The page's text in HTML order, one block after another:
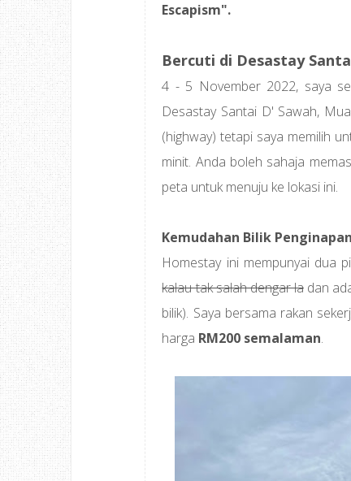
Escapism".
Bercuti di Desastay
4 - 5 November 2022, saya
Desastay Santai D' Sawah,
(highway) tetapi saya memilih
minit. Anda boleh sahaja
peta untuk menuju ke lokasi ini.
Kemudahan Bilik Penginapan
Homestay ini mempunyai dua
kalau tak salah dengar ladan
bilik). Saya bersama rakan
harga RM200 semalaman.